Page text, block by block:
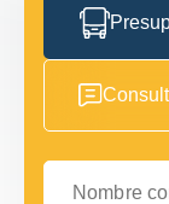
Nombre